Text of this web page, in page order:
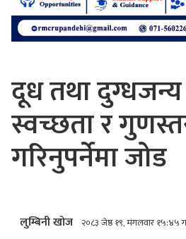
दूध तथा दुग्धजन्य
स्वच्छता र
गरिनुपर्नेमा जोड
लुम्बिनी खोज २०८३ जेष्ठ १९, मंगलवार १५:४५